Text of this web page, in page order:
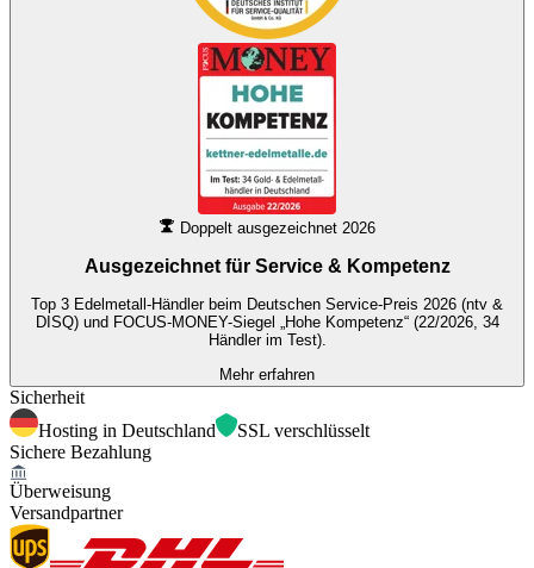
Doppelt ausgezeichnet 2026
Ausgezeichnet für Service & Kompetenz
Top 3 Edelmetall-Händler beim Deutschen Service-Preis 2026 (ntv &
DISQ) und FOCUS-MONEY-Siegel „Hohe Kompetenz“ (22/2026, 34
Händler im Test).
Mehr erfahren
Sicherheit
Hosting in Deutschland
SSL verschlüsselt
Sichere Bezahlung
Überweisung
Versandpartner